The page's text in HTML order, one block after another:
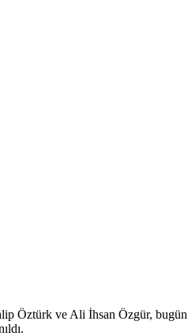
Öztürk ve Ali İhsan Özgür,